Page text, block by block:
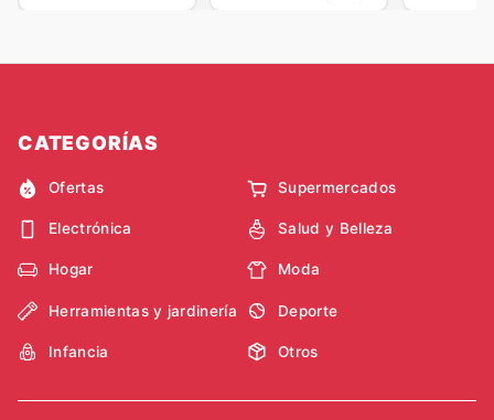
CATEGORÍAS
Ofertas Supermercados
Electrónica Salud y Belleza
Hogar Moda
Herramientas y jardinería Deporte
Infancia Otros